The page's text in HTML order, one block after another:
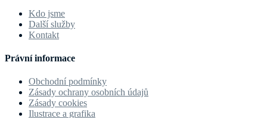
Kdo jsme
Další služby
Kontakt
Právní informace
Obchodní podmínky
Zásady ochrany osobních údajů
Zásady cookies
Ilustrace a grafika